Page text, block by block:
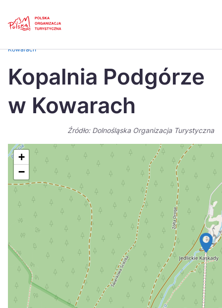
Česká 中国
Dansk
Italiano
Nederlands
Português
Suomi
Україна
Zamknij
Kowarach
Kopalnia Podgórze
w Kowarach
Źródło: Dolnośląska Organizacja Turystyczna
+
−